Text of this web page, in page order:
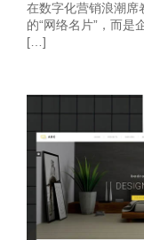
在数字化营销浪潮席
的“网络名片”，而是
[…]